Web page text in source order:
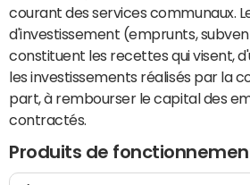
courant des services communaux.
d'investissement (emprunts,
constituent les recettes qui visent,
les investissements réalisés par la
part, à rembourser le capital des
contractés.
Produits de